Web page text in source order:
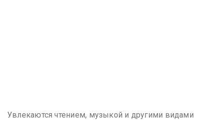
Увлекаются чтением, музыкой и другими видами